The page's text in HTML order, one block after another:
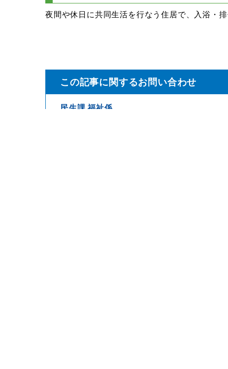
夜間や休日に共同生活を行なう住居で、入浴・
この記事に関するお問い合わせ
民生課 福祉係